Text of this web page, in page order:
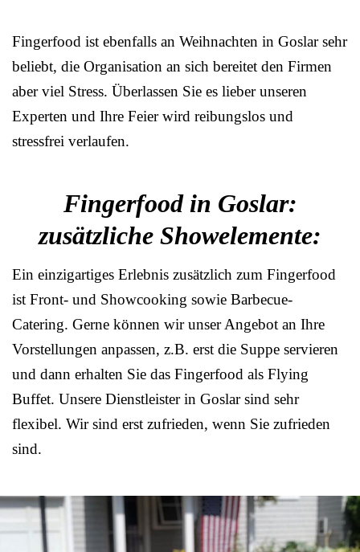
Fingerfood ist ebenfalls an Weihnachten in Goslar sehr
beliebt, die Organisation an sich bereitet den Firmen
aber viel Stress. Überlassen Sie es lieber unseren
Experten und Ihre Feier wird reibungslos und
stressfrei verlaufen.
Fingerfood in Goslar:
zusätzliche Showelemente:
Ein einzigartiges Erlebnis zusätzlich zum Fingerfood
ist Front- und Showcooking sowie Barbecue-
Catering. Gerne können wir unser Angebot an Ihre
Vorstellungen anpassen, z.B. erst die Suppe servieren
und dann erhalten Sie das Fingerfood als Flying
Buffet. Unsere Dienstleister in Goslar sind sehr
flexibel. Wir sind erst zufrieden, wenn Sie zufrieden
sind.